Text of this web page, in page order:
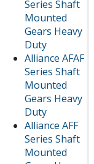
Series Shaft
Mounted
Gears Heavy
Duty
Alliance AFAF
Series Shaft
Mounted
Gears Heavy
Duty
Alliance AFF
Series Shaft
Mounted